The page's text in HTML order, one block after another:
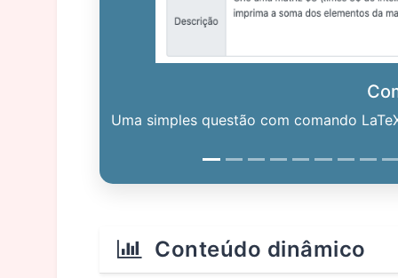
Uma simples questão com comando
Conteúdo dinâmico